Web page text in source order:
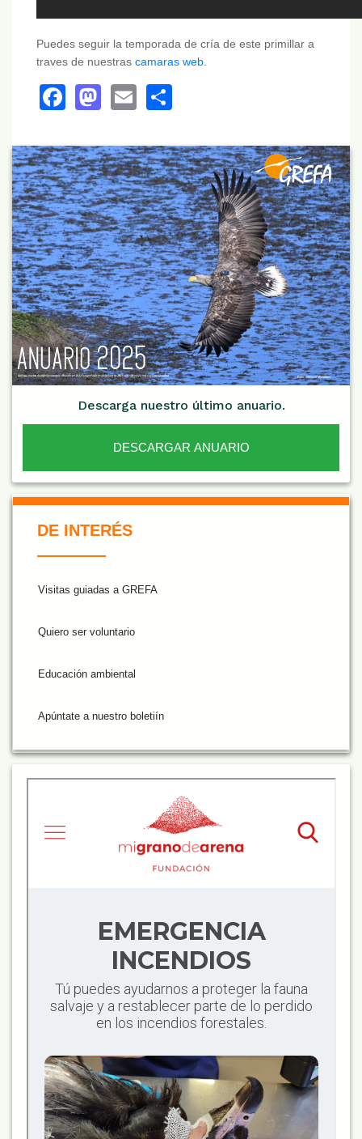
Puedes seguir la temporada de cría de este primillar a
traves de nuestras camaras web.
Facebook
Mastodon
Email
Descarga nuestro último anuario.
DESCARGAR ANUARIO
De Interés NARANJA
DE INTERÉS
Visitas guiadas a GREFA
Quiero ser voluntario
Educación ambiental
Apúntate a nuestro boletiín